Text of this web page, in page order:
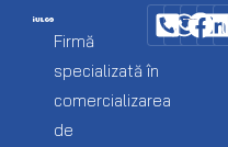
Firmă
specializată în
comercializarea
de